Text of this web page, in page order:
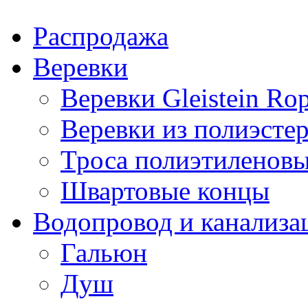
Распродажа
Веревки
Веревки Gleistein
Веревки из
Троса
Швартовые концы
Водопровод и
Гальюн
Душ